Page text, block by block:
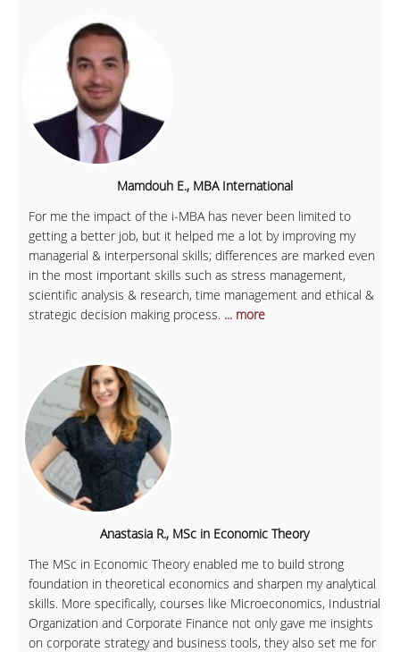
Mamdouh E., MBA International
For me the impact of the i-MBA has never been limited to
getting a better job, but it helped me a lot by improving my
managerial & interpersonal skills; differences are marked even
in the most important skills such as stress management,
scientific analysis & research, time management and ethical &
strategic decision making process. ... more
Anastasia R., MSc in Economic Theory
The MSc in Economic Theory enabled me to build strong
foundation in theoretical economics and sharpen my analytical
skills. More specifically, courses like Microeconomics, Industrial
Organization and Corporate Finance not only gave me insights
on corporate strategy and business tools, they also set me for